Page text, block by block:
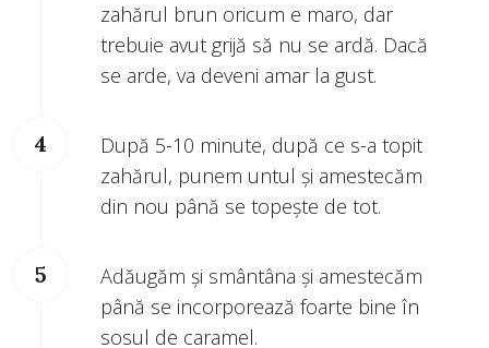
zahărul brun oricum e maro, dar
trebuie avut grijă să nu se ardă. Dacă
se arde, va deveni amar la gust.
După 5-10 minute, după ce s-a topit
zahărul, punem untul și amestecăm
din nou până se topește de tot.
Adăugăm și smântâna și amestecăm
până se incorporează foarte bine în
sosul de caramel.